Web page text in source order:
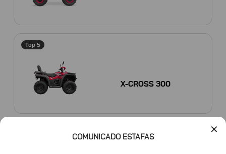
✕
COMUNICADO ESTAFAS
Top 5
X-CROSS 300